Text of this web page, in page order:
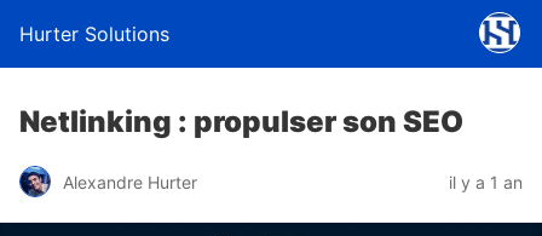
Hurter Solutions
Netlinking : propulser son SEO
Alexandre Hurter il y a 1 an